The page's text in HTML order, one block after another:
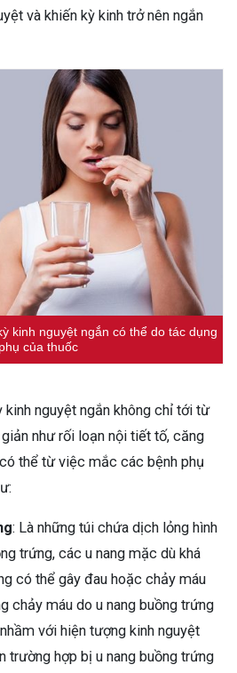
và khiến kỳ kinh trở nên ngắn
kinh nguyệt ngắn có thể do tác dụng
phụ của thuốc
kinh nguyệt ngắn không chỉ tới từ
như rối loạn nội tiết tố, căng
thể từ việc mắc các bệnh phụ
: Là những túi chứa dịch lỏng hình
trứng, các u nang mặc dù khá
có thể gây đau hoặc chảy máu
chảy máu do u nang buồng trứng
với hiện tượng kinh nguyệt
trường hợp bị u nang buồng trứng